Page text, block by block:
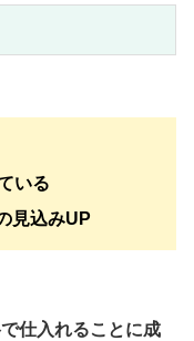
いる
見込みUP
仕入れることに成